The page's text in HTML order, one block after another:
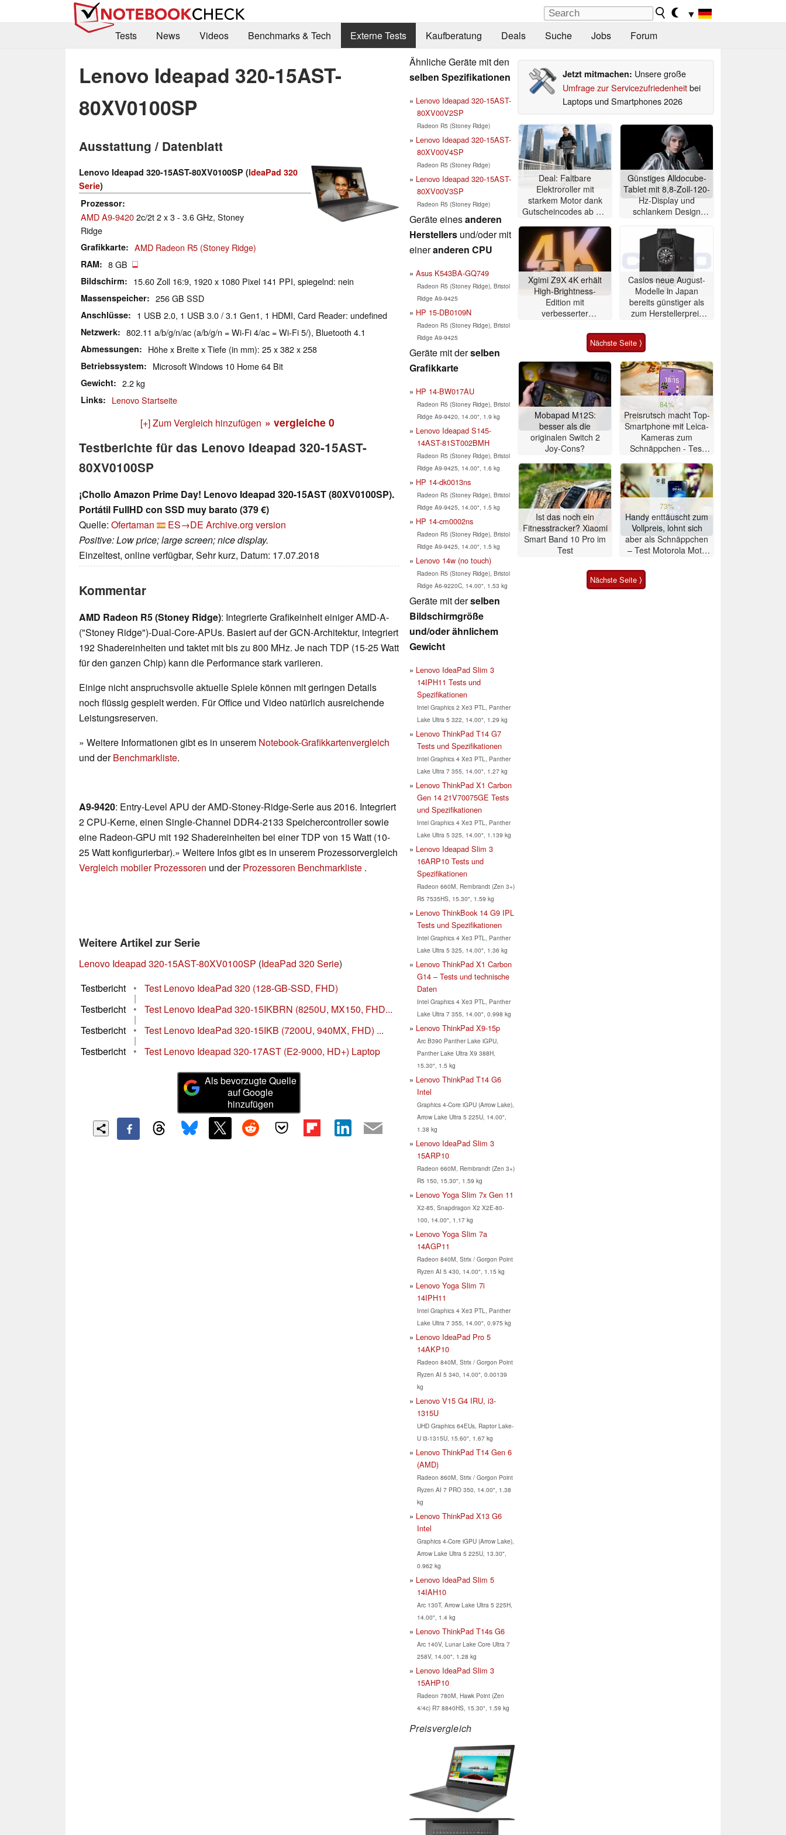
▼
Tests
News Videos Benchmarks & Tech Externe Tests Kaufberatung Deals Suche Jobs Forum
Lenovo Ideapad 320-15AST-
80XV0100SP
Ausstattung / Datenblatt
Lenovo Ideapad 320-15AST-80XV0100SP (IdeaPad 320
Serie)
Prozessor
AMD A9-94202c/2t 2 x 3 - 3.6 GHz, Stoney
Ridge
Grafikkarte AMD Radeon R5 (Stoney Ridge)
RAM 8 GB
Bildschirm 15.60 Zoll 16:9, 1920 x 1080 Pixel 141 PPI, spiegelnd: nein
Massenspeicher 256 GB SSD
Anschlüsse 1 USB 2.0, 1 USB 3.0 / 3.1 Gen1, 1 HDMI, Card Reader: undefined
Netzwerk 802.11 a/b/g/n/ac (a/b/g/n = Wi-Fi 4/ac = Wi-Fi 5/), Bluetooth 4.1
Abmessungen Höhe x Breite x Tiefe (in mm): 25 x 382 x 258
Betriebssystem Microsoft Windows 10 Home 64 Bit
Gewicht 2.2 kg
Links Lenovo Startseite
[+] Zum Vergleich hinzufügen » vergleiche 0
Testberichte für das Lenovo Ideapad 320-15AST-
80XV0100SP
¡Chollo Amazon Prime Day! Lenovo Ideapad 320-15AST (80XV0100SP).
Portátil FullHD con SSD muy barato (379 €)
Quelle: Ofertaman ES→DE Archive.org version
Positive: Low price; large screen; nice display.
Einzeltest, online verfügbar, Sehr kurz, Datum: 17.07.2018
Kommentar
AMD Radeon R5 (Stoney Ridge): Integrierte Grafikeinheit einiger AMD-A-
("Stoney Ridge")-Dual-Core-APUs. Basiert auf der GCN-Architektur, integriert
192 Shadereinheiten und taktet mit bis zu 800 MHz. Je nach TDP (15-25 Watt
für den ganzen Chip) kann die Performance stark variieren.
Einige nicht anspruchsvolle aktuelle Spiele können mit geringen Details
noch flüssig gespielt werden. Für Office und Video natürlich ausreichende
Leistungsreserven.
» Weitere Informationen gibt es in unserem Notebook-Grafikkartenvergleich
und derBenchmarkliste.
A9-9420: Entry-Level APU der AMD-Stoney-Ridge-Serie aus 2016. Integriert
2 CPU-Kerne, einen Single-Channel DDR4-2133 Speichercontroller sowie
eine Radeon-GPU mit 192 Shadereinheiten bei einer TDP von 15 Watt (10-
25 Watt konfigurierbar).» Weitere Infos gibt es in unserem Prozessorvergleich
Vergleich mobiler Prozessoren und derProzessoren Benchmarkliste .
Weitere Artikel zur Serie
Lenovo Ideapad 320-15AST-80XV0100SP (IdeaPad 320 Serie)
Testbericht
• Test Lenovo IdeaPad 320 (128-GB-SSD, FHD)
|
Testbericht
• Test Lenovo IdeaPad 320-15IKBRN (8250U, MX150, FHD...
|
Testbericht
• Test Lenovo IdeaPad 320-15IKB (7200U, 940MX, FHD) ...
|
Testbericht
• Test Lenovo Ideapad 320-17AST (E2-9000, HD+) Laptop
Als bevorzugte Quelle
auf Google
hinzufügen
Ähnliche Geräte mit den
selben Spezifikationen
Lenovo Ideapad 320-15AST-
80XV00V2SP
Radeon R5 (Stoney Ridge)
Lenovo Ideapad 320-15AST-
80XV00V4SP
Radeon R5 (Stoney Ridge)
Lenovo Ideapad 320-15AST-
80XV00V3SP
Radeon R5 (Stoney Ridge)
Geräte einesanderen
Herstellers und/oder mit
eineranderen CPU
Asus K543BA-GQ749
Radeon R5 (Stoney Ridge), Bristol
Ridge A9-9425
HP 15-DB0109N
Radeon R5 (Stoney Ridge), Bristol
Ridge A9-9425
Geräte mit derselben
Grafikkarte
HP 14-BW017AU
Radeon R5 (Stoney Ridge), Bristol
Ridge A9-9420, 14.00", 1.9 kg
Lenovo Ideapad S145-
14AST-81ST002BMH
Radeon R5 (Stoney Ridge), Bristol
Ridge A9-9425, 14.00", 1.6 kg
HP 14-dk0013ns
Radeon R5 (Stoney Ridge), Bristol
Ridge A9-9425, 14.00", 1.5 kg
HP 14-cm0002ns
Radeon R5 (Stoney Ridge), Bristol
Ridge A9-9425, 14.00", 1.5 kg
Lenovo 14w (no touch)
Radeon R5 (Stoney Ridge), Bristol
Ridge A6-9220C, 14.00", 1.53 kg
Geräte mit derselben
Bildschirmgröße
und/oder ähnlichem
Gewicht
Lenovo IdeaPad Slim 3
14IPH11 Tests und
Spezifikationen
Intel Graphics 2 Xe3 PTL, Panther
Lake Ultra 5 322, 14.00", 1.29 kg
Lenovo ThinkPad T14 G7
Tests und Spezifikationen
Intel Graphics 4 Xe3 PTL, Panther
Lake Ultra 7 355, 14.00", 1.27 kg
Lenovo ThinkPad X1 Carbon
Gen 14 21V70075GE Tests
und Spezifikationen
Intel Graphics 4 Xe3 PTL, Panther
Lake Ultra 5 325, 14.00", 1.139 kg
Lenovo Ideapad Slim 3
16ARP10 Tests und
Spezifikationen
Radeon 660M, Rembrandt (Zen 3+)
R5 7535HS, 15.30", 1.59 kg
Lenovo ThinkBook 14 G9 IPL
Tests und Spezifikationen
Intel Graphics 4 Xe3 PTL, Panther
Lake Ultra 5 325, 14.00", 1.36 kg
Lenovo ThinkPad X1 Carbon
G14 – Tests und technische
Daten
Intel Graphics 4 Xe3 PTL, Panther
Lake Ultra 7 355, 14.00", 0.998 kg
Lenovo ThinkPad X9-15p
Arc B390 Panther Lake iGPU,
Panther Lake Ultra X9 388H,
15.30", 1.5 kg
Lenovo ThinkPad T14 G6
Intel
Graphics 4-Core iGPU (Arrow Lake),
Arrow Lake Ultra 5 225U, 14.00",
1.38 kg
Lenovo IdeaPad Slim 3
15ARP10
Radeon 660M, Rembrandt (Zen 3+)
R5 150, 15.30", 1.59 kg
Lenovo Yoga Slim 7x Gen 11
X2-85, Snapdragon X2 X2E-80-
100, 14.00", 1.17 kg
Lenovo Yoga Slim 7a
14AGP11
Radeon 840M, Strix / Gorgon Point
Ryzen AI 5 430, 14.00", 1.15 kg
Lenovo Yoga Slim 7i
14IPH11
Intel Graphics 4 Xe3 PTL, Panther
Lake Ultra 7 355, 14.00", 0.975 kg
Lenovo IdeaPad Pro 5
14AKP10
Radeon 840M, Strix / Gorgon Point
Ryzen AI 5 340, 14.00", 0.00139
kg
Lenovo V15 G4 IRU, i3-
1315U
UHD Graphics 64EUs, Raptor Lake-
U i3-1315U, 15.60", 1.67 kg
Lenovo ThinkPad T14 Gen 6
(AMD)
Radeon 860M, Strix / Gorgon Point
Ryzen AI 7 PRO 350, 14.00", 1.38
kg
Lenovo ThinkPad X13 G6
Intel
Graphics 4-Core iGPU (Arrow Lake),
Arrow Lake Ultra 5 225U, 13.30",
0.962 kg
Lenovo IdeaPad Slim 5
14IAH10
Arc 130T, Arrow Lake Ultra 5 225H,
14.00", 1.4 kg
Lenovo ThinkPad T14s G6
Arc 140V, Lunar Lake Core Ultra 7
258V, 14.00", 1.28 kg
Lenovo IdeaPad Slim 3
15AHP10
Radeon 780M, Hawk Point (Zen
4/4c) R7 8840HS, 15.30", 1.59 kg
Preisvergleich
Jetzt mitmachen: Unsere große
Umfrage zur Servicezufriedenheitbei
Laptops und Smartphones 2026
Deal: Faltbare
Elektroroller mit
starkem Motor dank
Gutscheincodes ab nur
Günstiges Alldocube-
Tablet mit 8,8-Zoll-120-
Hz-Display und
schlankem Design
Xgimi Z9X 4K erhält
High-Brightness-
Edition mit
verbesserter
Casios neue August-
Modelle in Japan
bereits günstiger als
zum Herstellerpreis
Nächste Seite ⟩
Mobapad M12S:
besser als die
originalen Switch 2
Joy-Cons?
84%
Preisrutsch macht Top-
Smartphone mit Leica-
Kameras zum
Schnäppchen - Test
Ist das noch ein
Fitnesstracker? Xiaomi
Smart Band 10 Pro im
Test
73%
Handy enttäuscht zum
Vollpreis, lohnt sich
aber als Schnäppchen
– Test Motorola Moto
Nächste Seite ⟩